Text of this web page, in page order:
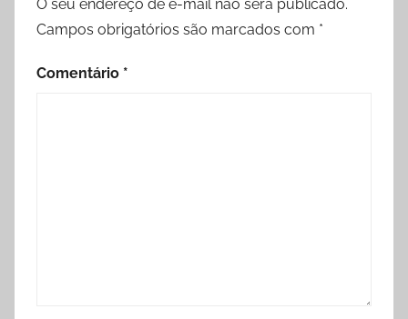
O seu endereço de e-mail não será publicado.
Campos obrigatórios são marcados com *
Comentário *